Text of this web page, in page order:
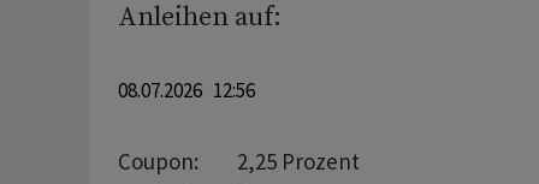
Anleihen auf:
08.07.2026 12:56
Coupon:        2,25 Prozent